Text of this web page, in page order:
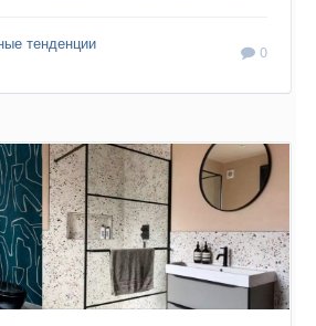
тенденции
0